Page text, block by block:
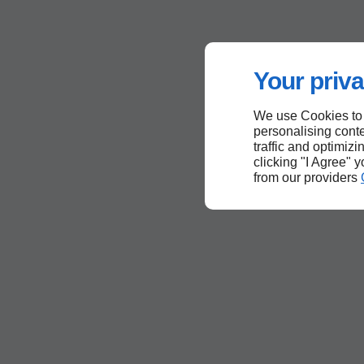
Your
We use Cookies
personalising
traffic and
clicking "I Agree"
from our providers